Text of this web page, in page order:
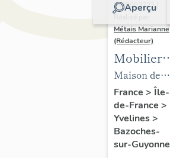
Aperçu
IM78002723 |
Métais Marianne
(Rédacteur)
Mobilier
de la
maison
Louis
Carré
Maison de
villégiature
dite maison
Louis Carré
France > Île-
de-France >
Yvelines>
Bazoches-
sur-Guyonne